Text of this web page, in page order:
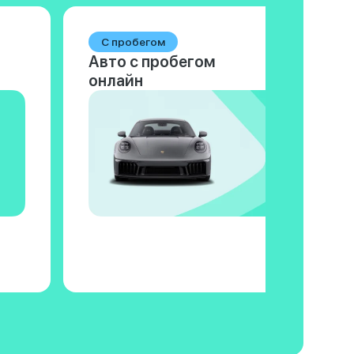
С пробегом
Авто с пробегом
онлайн